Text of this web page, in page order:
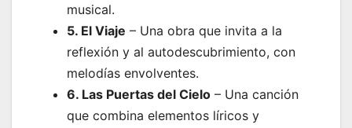
musical.
5. El Viaje – Una obra que invita a la
reflexión y al autodescubrimiento, con
melodías envolventes.
6. Las Puertas del Cielo – Una canción
que combina elementos líricos y